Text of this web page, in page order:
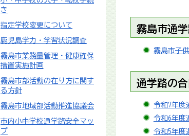
き
指定学校変更について
鹿児島学力・学習状況調査
霧島市業務量管理・健康確保
措置実施計画
霧島市部活動の在り方に関す
る方針
霧島市地域部活動推進協議会
市内小中学校通学路安全マッ
プ
霧島市通
霧島市子
通学路の
令和7年度
令和6年度
令和5年度